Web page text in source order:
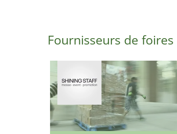
Fournisseurs de foires